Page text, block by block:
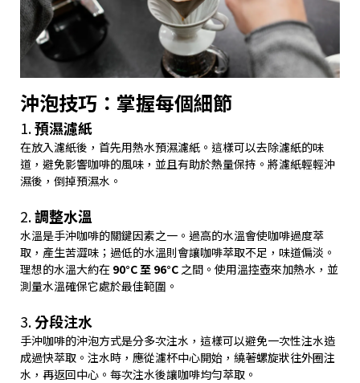
沖泡技巧：掌握每個細節
1.預濕濾紙
在放入濾紙後，首先用熱水預濕濾紙。這樣可以去除濾紙的味
道，避免影響咖啡的風味，並且有助於熱量保持。將濾紙輕輕沖
濕後，倒掉預濕水。
2.調整水溫
水溫是手沖咖啡的關鍵因素之一。過高的水溫會使咖啡過度萃
取，產生苦澀味；過低的水溫則會讓咖啡萃取不足，味道偏淡。
理想的水溫大約在 90°C 至 96°C 之間。使用溫控壺來加熱水，並
測量水溫確保它處於最佳範圍。
3.分段注水
手沖咖啡的沖泡方式是分多次注水，這樣可以避免一次性注水造
成過快萃取。注水時，應從濾杯中心開始，繞著螺旋狀往外圈注
水，再返回中心。每次注水後讓咖啡均勻萃取。